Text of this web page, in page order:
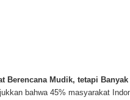
Berencana Mudik, tetapi
bahwa 45% masyarakat